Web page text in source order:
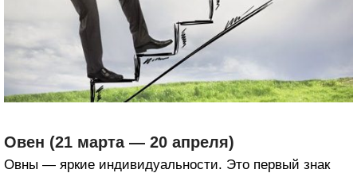
Овен (21 марта — 20 апреля)
Овны — яркие индивидуальности. Это первый знак